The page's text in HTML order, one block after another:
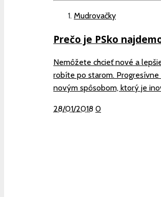
Mudrovačky
Prečo je PSko
Nemôžete chcieť nové a
robíte po starom.
novým spôsobom, ktorý je
28/01/2018 0